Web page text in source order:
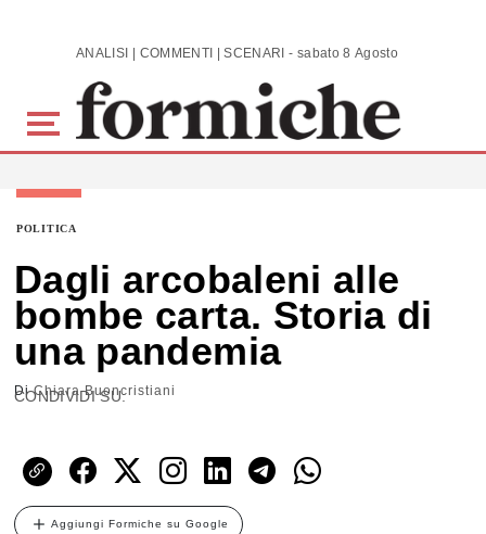
Skip to main content ANALISI | COMMENTI | SCENARI - sabato 8 Agosto 2026
POLITICA
Dagli arcobaleni alle
bombe carta. Storia di
una pandemia
DiChiara Buoncristiani
CONDIVIDI SU:
Aggiungi Formiche su Google